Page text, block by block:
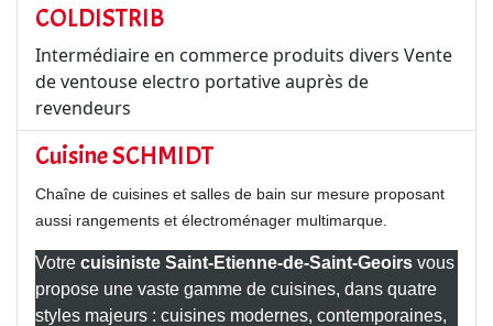
COLDISTRIB
Intermédiaire en commerce produits divers Vente
de ventouse electro portative auprès de
revendeurs
Cuisine SCHMIDT
Chaîne de cuisines et salles de bain sur mesure proposant
aussi rangements et électroménager multimarque.
Votre cuisiniste Saint-Etienne-de-Saint-Geoirs vous
propose une vaste gamme de cuisines, dans quatre
styles majeurs : cuisines modernes, contemporaines,